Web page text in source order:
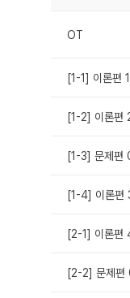
OT
[1-1] 이론편
[1-2] 이론편
[1-3] 문제편
[1-4] 이론편
[2-1] 이론편
[2-2] 문제편